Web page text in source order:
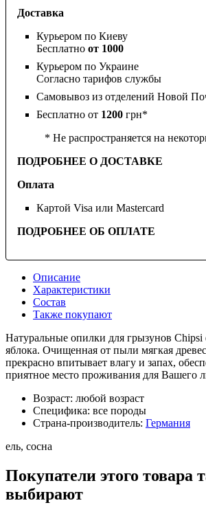
Доставка
Курьером по Киеву
Бесплатно от 1000
Курьером по Украине
Согласно тарифов службы
Самовывоз из отделений Новой
Бесплатно от 1200 грн*
* Не распространяется на
ПОДРОБНЕЕ О ДОСТАВКЕ
Оплата
Картой Visa или Mastercard
ПОДРОБНЕЕ ОБ ОПЛАТЕ
Описание
Характеристики
Состав
Также покупают
Натуральные опилки для грызунов Chipsi
яблока. Очищенная от пыли мягкая
прекрасно впитывает влагу и запах,
приятное место проживания для Вашего
Возраст: любой возраст
Специфика: все породы
Страна-производитель: Германия
ель, сосна
Покупатели этого товара
выбирают